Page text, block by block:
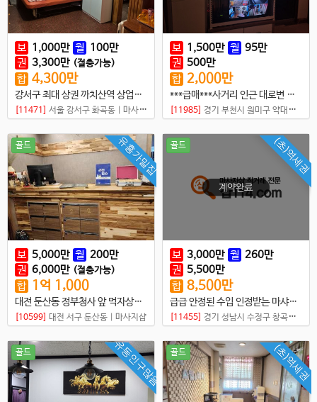
보 1,000만 월 100만
권 3,300만 (절충가능)
합 4,300만
강서구 최대 상권 까치산역 상업지역 내 샵
[11471] 서울 강서구 화곡동 마사지샵
보 1,500만 월 95만
권 500만
합 2,000만
***급매***사거리 인근 대로변 샵,,,월세,권리금 저렴한 독점 샵
[11985] 경기 부천시 원미구 약대동
유흥가밀집
골드
보 5,000만 월 200만
권 6,000만 (절충가능)
합 1 억 1,000
대전 둔산동 정부청사 앞 먹자상권 타이샵매매
[10599] 대전 서구 둔산동 마사지샵
(초)역세권
골드
보 3,000만 월 260만
권 5,500만
합 8,500만
급급 안정된 수입 인정받는 마샤지샵 고정단골 고객 다수
[11455] 경기 성남시 수정구 창곡동
유동인구많음
골드 (초)역세권
골드